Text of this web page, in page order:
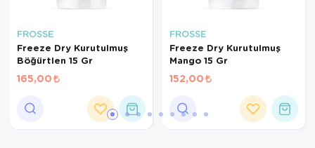
FROSSE
Freeze Dry Kurutulmuş
Böğürtlen 15 Gr
165,00
FROSSE
Freeze Dry Kurutulmuş
Mango 15 Gr
152,00